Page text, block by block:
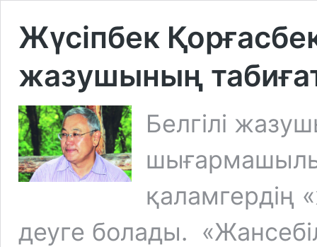
Жүсіпбек
жазушының
Белгілі
қаламгердің
деуге болады.